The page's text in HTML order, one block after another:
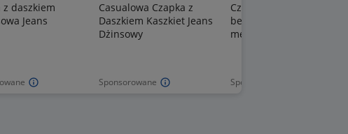
z daszkiem
Jeans
Sponsorowane
Casualowa Czapka z
Daszkiem Kaszkiet Jeans
Dżinsowy
Sponsorowane
Czapka z daszkiem
bejsbolówka GRANATOWA
melanż Pako Jeans